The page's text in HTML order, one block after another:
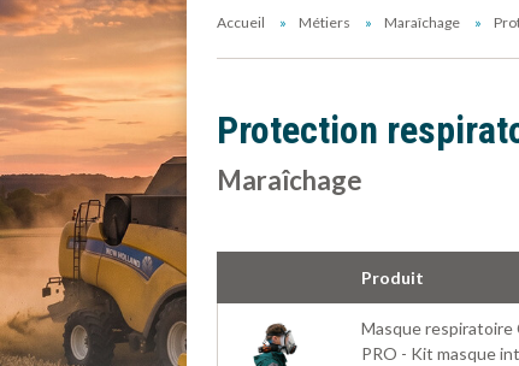
Accueil Métiers Maraîchage
Protection
Maraîchage
Produit
Masque respiratoire
PRO - Kit masque